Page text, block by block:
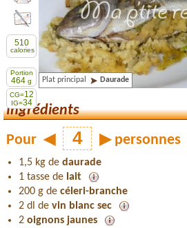
Partager cette recette
510
calories
Portion
464 g
CG=12
IG=34
Plat principal Daurade
Ingrédients
Pour ◀ ▶ personnes
1,5 kg de daurade
1 tasse de lait
200 g de céleri-branche
2 dl de vin blanc sec
2 oignons jaunes